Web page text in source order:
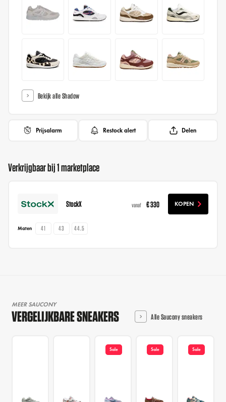
Bekijk alle Shadow
Prijsalarm Restock alert Delen
Verkrijgbaar bij 1 marketplace
StockX vanaf € 330 KOPEN
Maten 41 43 44.5
MEER SAUCONY
VERGELIJKBARE SNEAKERS Alle Saucony sneakers
Sale Sale Sale